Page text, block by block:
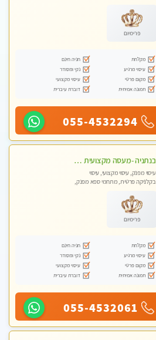
פרימיום
מקלחת
חניה חינם
עיסוי מרגיע
נקי ומסודר
מקום פרטי
עיסוי מקצועי
תמונה אמיתית
דוברת עיברית
055-4532294
בנתניה -מעסה מקצועית איכותית עיסוי מפנק ברמה אחרת !!!
עיסוי מפנק, עיסוי מקצועי, עיסוי
בקלניקה פרטית, מתחמי ספא מפנק,
פרימיום
מקלחת
חניה חינם
עיסוי מרגיע
נקי ומסודר
מקום פרטי
עיסוי מקצועי
תמונה אמיתית
דוברת עיברית
055-4532061